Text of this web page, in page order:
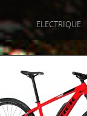
ELECTRIQUE